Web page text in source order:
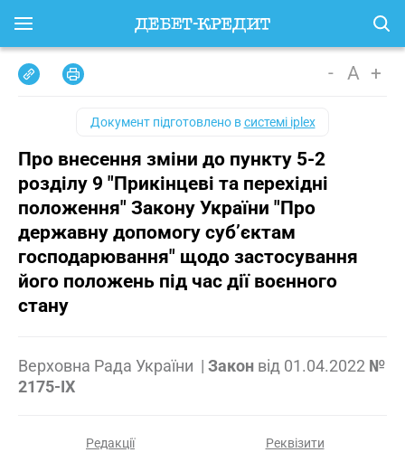
- A +
Документ підготовлено всистемі iplex
Про внесення зміни до пункту 5-2
розділу 9 "Прикінцеві та перехідні
положення" Закону України "Про
державну допомогу суб’єктам
господарювання" щодо застосування
його положень під час дії воєнного
стану
Верховна Рада України | Закон від 01.04.2022 №
2175-IX
Редакції Реквізити